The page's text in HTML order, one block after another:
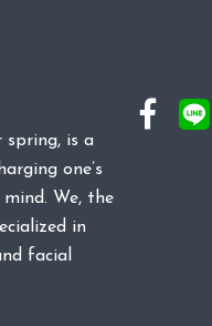
spring, is a
one’s
We, the
in
facial